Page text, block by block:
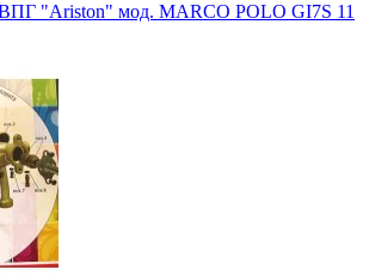
"Ariston" мод. MARCO POLO GI7S 11